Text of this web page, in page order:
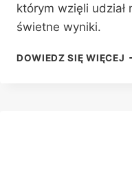
którym wzięli udział
świetne wyniki.
DOWIEDZ SIĘ WIĘCEJ